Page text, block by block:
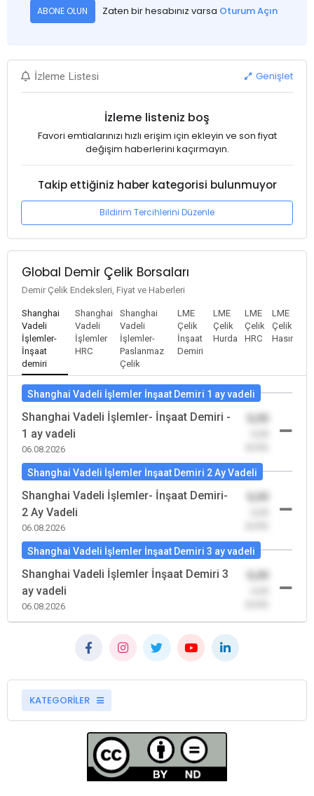
ABONE OLUN Zaten bir hesabınız varsa Oturum Açın
İzleme Listesi Genişlet
İzleme listeniz boş
Favori emtialarınızı hızlı erişim için ekleyin ve son fiyat
değişim haberlerini kaçırmayın.
Takip ettiğiniz haber kategorisi bulunmuyor
Bildirim Tercihlerini Düzenle
Global Demir Çelik Borsaları
Demir Çelik Endeksleri, Fiyat ve Haberleri
Shanghai
Vadeli
İşlemler-
İnşaat
demiri
Shanghai
Vadeli
İşlemler
HRC
Shanghai
Vadeli
İşlemler-
Paslanmaz
Çelik
LME
Çelik
İnşaat
Demiri
LME
Çelik
Hurda
LME
Çelik
HRC
LME
Çelik
Hasır
Shanghai Vadeli İşlemler İnşaat Demiri 1 ay vadeli
Shanghai Vadeli İşlemler- İnşaat Demiri -
1 ay vadeli
06.08.2026
Shanghai Vadeli İşlemler İnşaat Demiri 2 Ay Vadeli
Shanghai Vadeli İşlemler- İnşaat Demiri-
2 Ay Vadeli
06.08.2026
Shanghai Vadeli İşlemler İnşaat Demiri 3 ay vadeli
Shanghai Vadeli İşlemler İnşaat Demiri 3
ay vadeli
06.08.2026
KATEGORİLER